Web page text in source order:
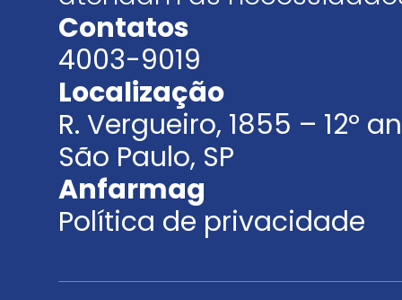
Contatos
4003-9019
Localização
R. Vergueiro, 1855 – 12º
São Paulo, SP
Anfarmag
Política de privacidade